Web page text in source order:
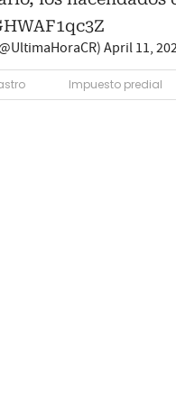
April 11,
Impuesto predial